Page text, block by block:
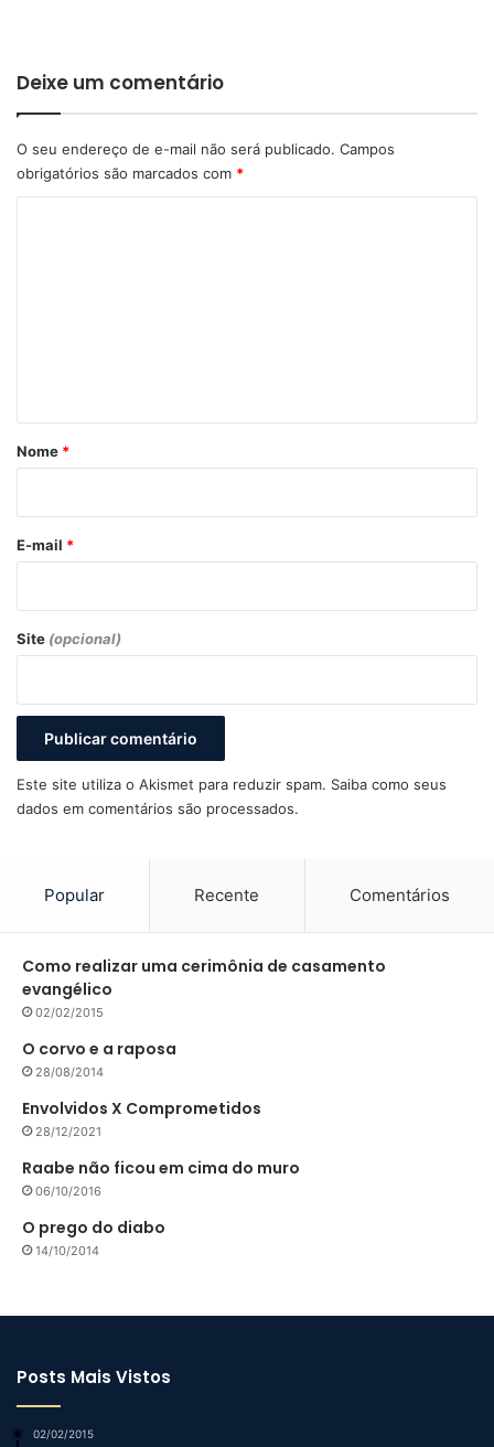
Deixe um comentário
O seu endereço de e-mail não será publicado. Campos
obrigatórios são marcados com *
r
*
Nome *
E-mail *
Site (opcional)
Este site utiliza o Akismet para reduzir spam. Saiba como seus
dados em comentários são processados.
Popular Recente Comentários
Como realizar uma cerimônia de casamento
evangélico
02/02/2015
O corvo e a raposa
28/08/2014
Envolvidos X Comprometidos
28/12/2021
Raabe não ficou em cima do muro
06/10/2016
O prego do diabo
14/10/2014
Posts Mais Vistos
02/02/2015